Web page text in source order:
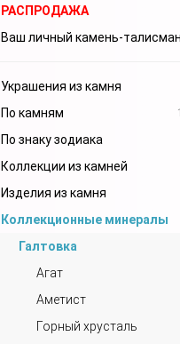
РАСПРОДАЖА
Ваш личный камень-талисман
Украшения из камня
По камням
По знаку зодиака
Коллекции из камней
Изделия из камня
Коллекционные минералы
Галтовка
Агат
Аметист
Горный хрусталь